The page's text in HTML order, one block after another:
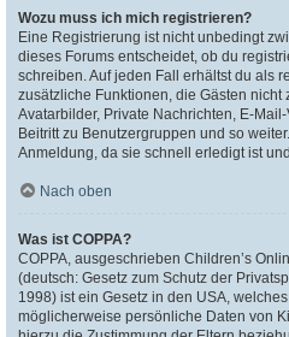
Wozu muss ich mich registrieren?
Eine Registrierung ist nicht unbedingt
dieses Forums entscheidet, ob du
schreiben. Auf jeden Fall erhältst du als
zusätzliche Funktionen, die Gästen nicht
Avatarbilder, Private Nachrichten, E-
Beitritt zu Benutzergruppen und so
Anmeldung, da sie schnell erledigt ist
Nach oben
Was ist COPPA?
COPPA, ausgeschrieben Children’s
(deutsch: Gesetz zum Schutz der
1998) ist ein Gesetz in den USA,
möglicherweise persönliche Daten von